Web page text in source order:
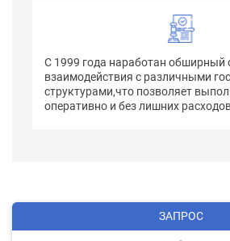
С 1999 года наработан обширный
взаимодействия с различными
структурами,что позволяет
оперативно и без лишних
ЗАПРОС